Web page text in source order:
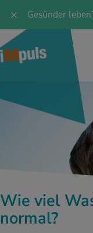
Gesünder
zum Thema
Essen
zum Thema
& Outdoor
& Biken
zum Thema
Life Balance
zum Thema
zum Thema
iMpuls
Wie viel
normal?